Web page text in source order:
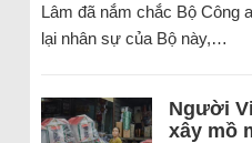
Lâm đã nắm chắc Bộ Công
lại nhân sự của Bộ này,…
Người
xây mồ